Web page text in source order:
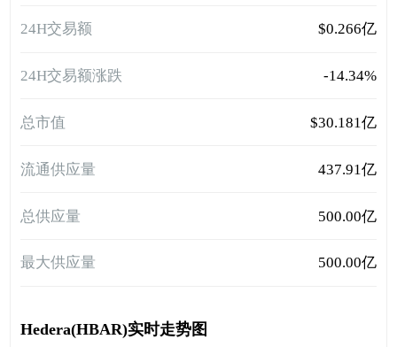
24H交易额 $0.266亿
24H交易额涨跌 -14.34%
总市值 $30.181亿
流通供应量 437.91亿
总供应量 500.00亿
最大供应量 500.00亿
Hedera(HBAR)实时走势图